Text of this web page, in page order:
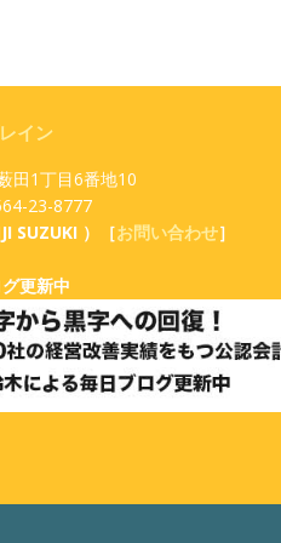
イン
田1丁目6番地10
23-8777
SUZUKI ）［お問い合わせ］
更新中